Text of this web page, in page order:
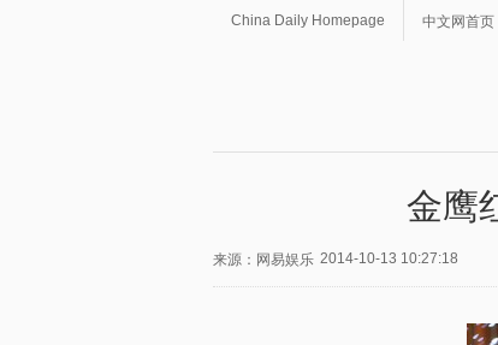
China Daily Homepage 中文网首页
金鹰
来源：网易娱乐 2014-10-13 10:27:18